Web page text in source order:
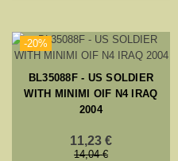
-20%
BL35088F - US SOLDIER
WITH MINIMI OIF N4 IRAQ
2004
11,23 €
14,04 €